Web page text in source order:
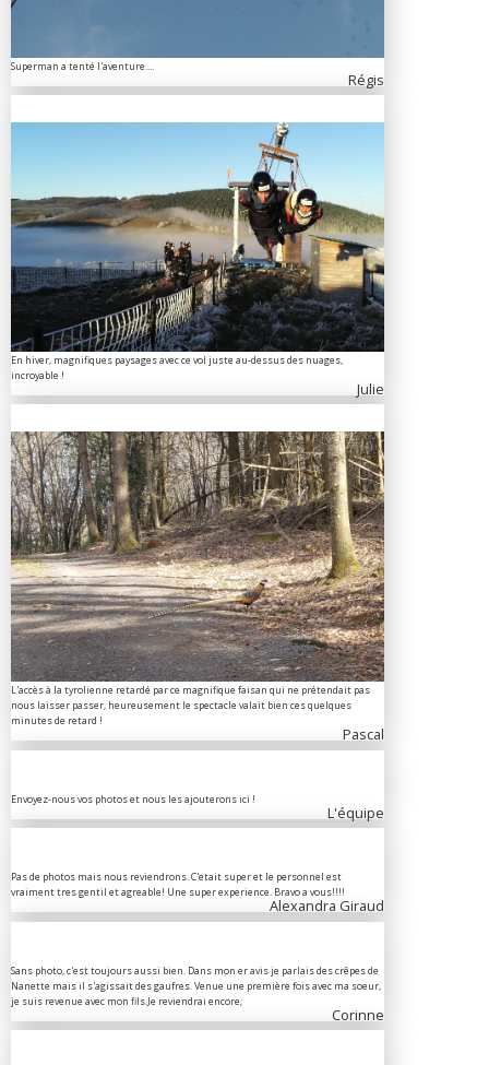
Superman a tenté l'aventure....
Régis
En hiver, magnifiques paysages avec ce vol juste au-dessus des nuages,
incroyable !
Julie
L'accès à la tyrolienne retardé par ce magnifique faisan qui ne prétendait pas
nous laisser passer, heureusement le spectacle valait bien ces quelques
minutes de retard !
Pascal
Envoyez-nous vos photos et nous les ajouterons ici !
L'équipe
Pas de photos mais nous reviendrons. C'etait super et le personnel est
vraiment tres gentil et agreable! Une super experience. Bravo a vous!!!!
Alexandra Giraud
Sans photo, c'est toujours aussi bien. Dans mon er avis je parlais des crêpes de
Nanette mais il s'agissait des gaufres. Venue une première fois avec ma soeur,
je suis revenue avec mon fils.Je reviendrai encore;
Corinne